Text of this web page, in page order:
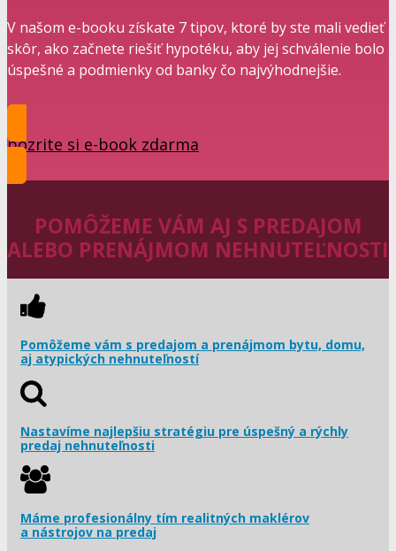
V našom e-booku získate 7 tipov, ktoré by ste mali vedieť
skôr, ako začnete riešiť hypotéku, aby jej schválenie bolo
úspešné a podmienky od banky čo najvýhodnejšie.
pozrite si e-book zdarma
POMÔŽEME VÁM AJ S PREDAJOM
ALEBO PRENÁJMOM NEHNUTEĽNOSTI
Pomôžeme vám s predajom a prenájmom bytu, domu,
aj atypických nehnuteľností
Nastavíme najlepšiu stratégiu pre úspešný a rýchly
predaj nehnuteľnosti
Máme profesionálny tím realitných maklérov
a nástrojov na predaj